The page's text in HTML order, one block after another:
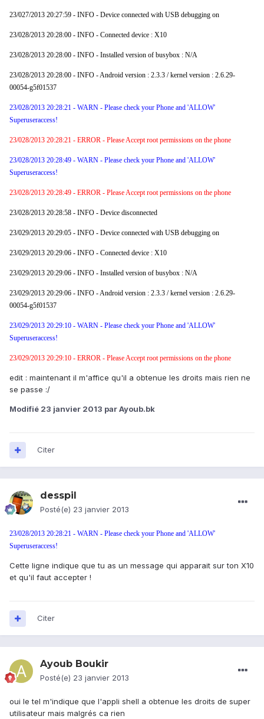
23/027/2013 20:27:59 - INFO - Device connected with USB debugging on
23/028/2013 20:28:00 - INFO - Connected device : X10
23/028/2013 20:28:00 - INFO - Installed version of busybox : N/A
23/028/2013 20:28:00 - INFO - Android version : 2.3.3 / kernel version : 2.6.29-
00054-g5f01537
23/028/2013 20:28:21 - WARN - Please check your Phone and 'ALLOW'
Superuseraccess!
23/028/2013 20:28:21 - ERROR - Please Accept root permissions on the phone
23/028/2013 20:28:49 - WARN - Please check your Phone and 'ALLOW'
Superuseraccess!
23/028/2013 20:28:49 - ERROR - Please Accept root permissions on the phone
23/028/2013 20:28:58 - INFO - Device disconnected
23/029/2013 20:29:05 - INFO - Device connected with USB debugging on
23/029/2013 20:29:06 - INFO - Connected device : X10
23/029/2013 20:29:06 - INFO - Installed version of busybox : N/A
23/029/2013 20:29:06 - INFO - Android version : 2.3.3 / kernel version : 2.6.29-
00054-g5f01537
23/029/2013 20:29:10 - WARN - Please check your Phone and 'ALLOW'
Superuseraccess!
23/029/2013 20:29:10 - ERROR - Please Accept root permissions on the phone
edit : maintenant il m'affice qu'il a obtenue les droits mais rien ne
se passe :/
Modifié 23 janvier 2013 par Ayoub.bk
Citer
desspil
Posté(e) 23 janvier 2013
23/028/2013 20:28:21 - WARN - Please check your Phone and 'ALLOW'
Superuseraccess!
Cette ligne indique que tu as un message qui apparait sur ton X10
et qu'il faut accepter !
Citer
Ayoub Boukir
Posté(e) 23 janvier 2013
oui le tel m'indique que l'appli shell a obtenue les droits de super
utilisateur mais malgrés ca rien